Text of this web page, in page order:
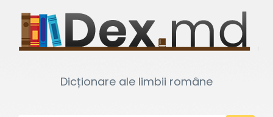
Dicționare ale limbii române